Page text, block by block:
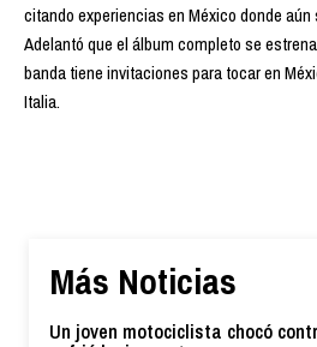
citando experiencias en México donde
Adelantó que el álbum completo se
banda tiene invitaciones para tocar en
Italia.
Más Noticias
Un joven motociclista chocó